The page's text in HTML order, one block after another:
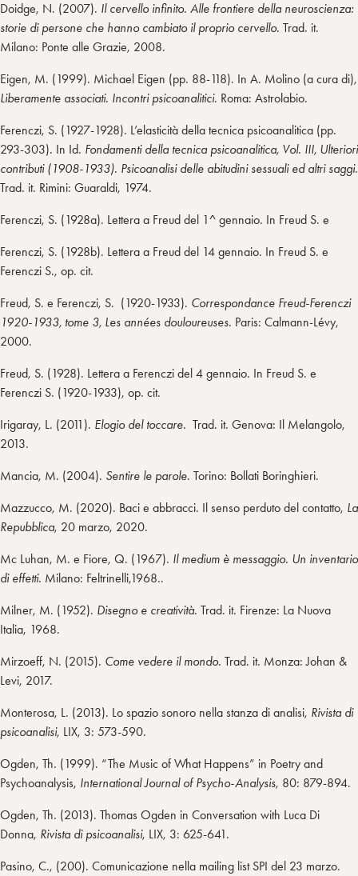
Doidge, N. (2007). Il cervello infinito. Alle frontiere della neuroscienza:
storie di persone che hanno cambiato il proprio cervello. Trad. it.
Milano: Ponte alle Grazie, 2008.
Eigen, M. (1999). Michael Eigen (pp. 88-118). In A. Molino (a cura di),
Liberamente associati. Incontri psicoanalitici. Roma: Astrolabio.
Ferenczi, S. (1927-1928). L’elasticità della tecnica psicoanalitica (pp.
293-303). In Id. Fondamenti della tecnica psicoanalitica, Vol. III, Ulteriori
contributi (1908-1933). Psicoanalisi delle abitudini sessuali ed altri saggi.
Trad. it. Rimini: Guaraldi, 1974.
Ferenczi, S. (1928a). Lettera a Freud del 1^ gennaio. In Freud S. e
Ferenczi, S. (1928b). Lettera a Freud del 14 gennaio. In Freud S. e
Ferenczi S., op. cit.
Freud, S. e Ferenczi, S. (1920-1933). Correspondance Freud-Ferenczi
1920-1933, tome 3, Les années douloureuses. Paris: Calmann-Lévy,
2000.
Freud, S. (1928). Lettera a Ferenczi del 4 gennaio. In Freud S. e
Ferenczi S. (1920-1933), op. cit.
Irigaray, L. (2011). Elogio del toccare. Trad. it. Genova: Il Melangolo,
2013.
Mancia, M. (2004). Sentire le parole. Torino: Bollati Boringhieri.
Mazzucco, M. (2020). Baci e abbracci. Il senso perduto del contatto, La
Repubblica, 20 marzo, 2020.
Mc Luhan, M. e Fiore, Q. (1967). Il medium è messaggio. Un inventario
di effetti. Milano: Feltrinelli,1968..
Milner, M. (1952). Disegno e creatività. Trad. it. Firenze: La Nuova
Italia, 1968.
Mirzoeff, N. (2015). Come vedere il mondo. Trad. it. Monza: Johan &
Levi, 2017.
Monterosa, L. (2013). Lo spazio sonoro nella stanza di analisi, Rivista di
psicoanalisi, LIX, 3: 573-590.
Ogden, Th. (1999). “The Music of What Happens” in Poetry and
Psychoanalysis, International Journal of Psycho-Analysis, 80: 879-894.
Ogden, Th. (2013). Thomas Ogden in Conversation with Luca Di
Donna, Rivista di psicoanalisi, LIX, 3: 625-641.
Pasino, C., (200). Comunicazione nella mailing list SPI del 23 marzo.